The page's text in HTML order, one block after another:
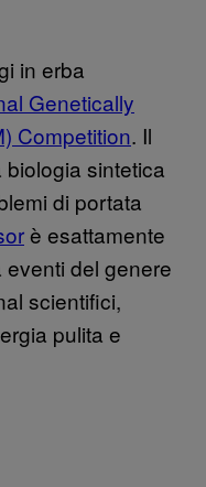
in erba
Genetically
Competition. Il
sintetica
di portata
è esattamente
del genere
scientifici,
pulita e